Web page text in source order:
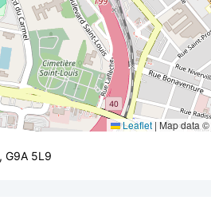
Leaflet | Map data ©
G9A 5L9